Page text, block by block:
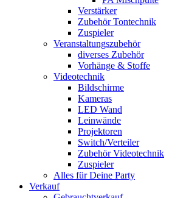
Verstärker
Zubehör Tontechnik
Zuspieler
Veranstaltungszubehör
diverses Zubehör
Vorhänge & Stoffe
Videotechnik
Bildschirme
Kameras
LED Wand
Leinwände
Projektoren
Switch/Verteiler
Zubehör Videotechnik
Zuspieler
Alles für Deine Party
Verkauf